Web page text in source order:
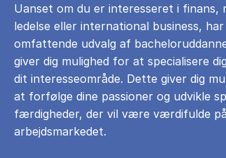
Uanset om du er interesseret i finans,
ledelse eller international business,
omfattende udvalg af
giver dig mulighed for at specialisere
dit interesseområde. Dette giver dig
at forfølge dine passioner og udvikle
færdigheder, der vil være værdifulde på
arbejdsmarkedet.